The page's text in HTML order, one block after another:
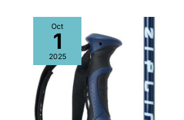
Oct
1
2025